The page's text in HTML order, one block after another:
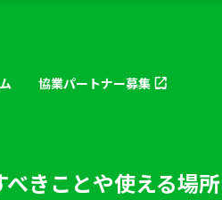
協業パートナー募集
きことや使える場